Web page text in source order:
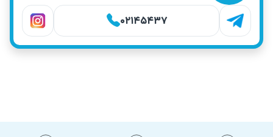
۰۲۱۴۵۴۳۷